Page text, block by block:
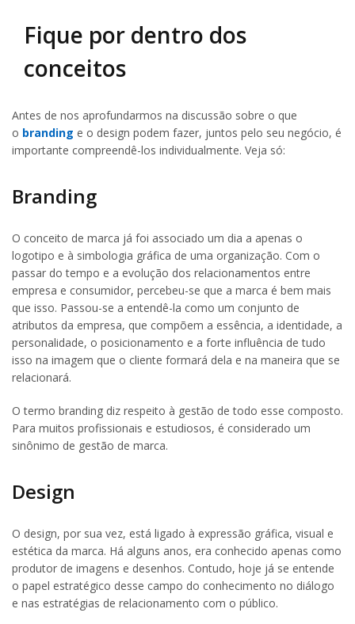
Fique por dentro dos
conceitos
Antes de nos aprofundarmos na discussão sobre o que
o branding e o design podem fazer, juntos pelo seu negócio, é
importante compreendê-los individualmente. Veja só:
Branding
O conceito de marca já foi associado um dia a apenas o
logotipo e à simbologia gráfica de uma organização. Com o
passar do tempo e a evolução dos relacionamentos entre
empresa e consumidor, percebeu-se que a marca é bem mais
que isso. Passou-se a entendê-la como um conjunto de
atributos da empresa, que compõem a essência, a identidade, a
personalidade, o posicionamento e a forte influência de tudo
isso na imagem que o cliente formará dela e na maneira que se
relacionará.
O termo branding diz respeito à gestão de todo esse composto.
Para muitos profissionais e estudiosos, é considerado um
sinônimo de gestão de marca.
Design
O design, por sua vez, está ligado à expressão gráfica, visual e
estética da marca. Há alguns anos, era conhecido apenas como
produtor de imagens e desenhos. Contudo, hoje já se entende
o papel estratégico desse campo do conhecimento no diálogo
e nas estratégias de relacionamento com o público.